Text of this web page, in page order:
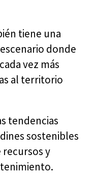
tiene una
donde
vez más
al territorio
tendencias
sostenibles
y